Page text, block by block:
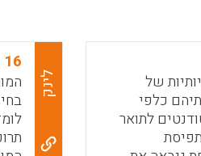
של
כלפי
שהם עושים בו. 151 סטודנטים לתואר
לינק
16 דרכים בהן המוח "מחבל" במאמץ הלמידה